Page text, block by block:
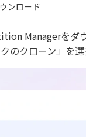
ンロード
Managerをダ
のクローン」を選